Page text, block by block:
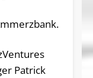
Patrick